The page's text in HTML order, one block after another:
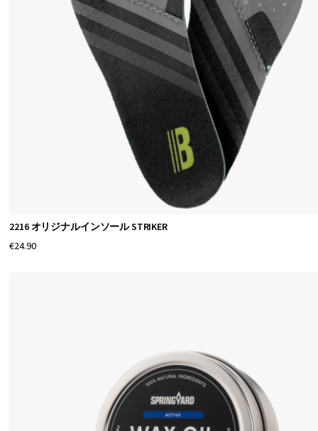
2216 オリジナルインソール STRIKER
€24.90